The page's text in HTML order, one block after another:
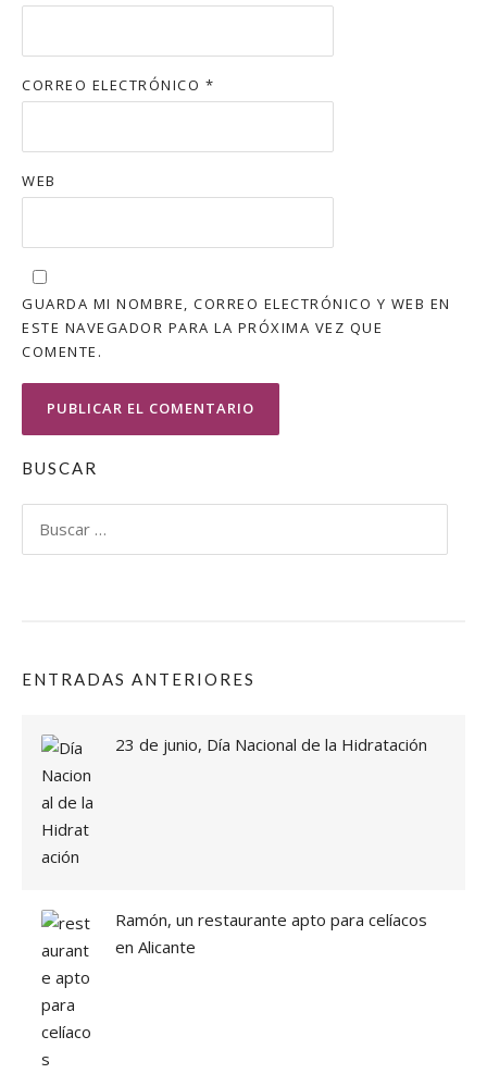
CORREO ELECTRÓNICO *
WEB
GUARDA MI NOMBRE, CORREO ELECTRÓNICO Y WEB EN
ESTE NAVEGADOR PARA LA PRÓXIMA VEZ QUE
COMENTE.
BUSCAR
ENTRADAS ANTERIORES
23 de junio, Día Nacional de la Hidratación
Ramón, un restaurante apto para celíacos
en Alicante